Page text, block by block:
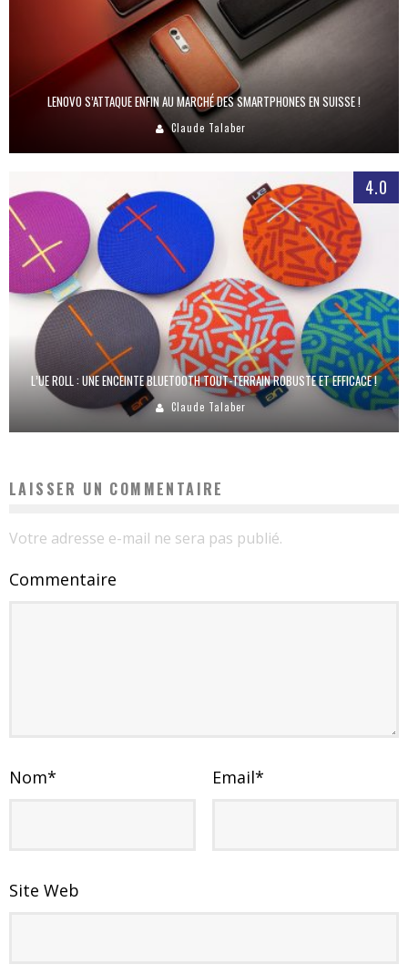
LENOVO S’ATTAQUE ENFIN AU MARCHÉ DES SMARTPHONES EN SUISSE !
Claude Talaber
4.0
L’UE ROLL : UNE ENCEINTE BLUETOOTH TOUT-TERRAIN ROBUSTE ET EFFICACE !
Claude Talaber
LAISSER UN COMMENTAIRE
Votre adresse e-mail ne sera pas publié.
Commentaire
Nom* Email*
Site Web